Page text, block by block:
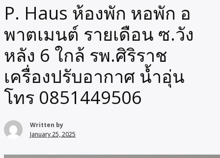
P. Haus ห้องพัก หอพัก อ
พาตเมนต์ รายเดือน ซ.วัง
หลัง 6 ใกล้ รพ.ศิริราช
เครื่องปรับอากาศ น้ำอุ่น
โทร 0851449506
Written by
January 25, 2025